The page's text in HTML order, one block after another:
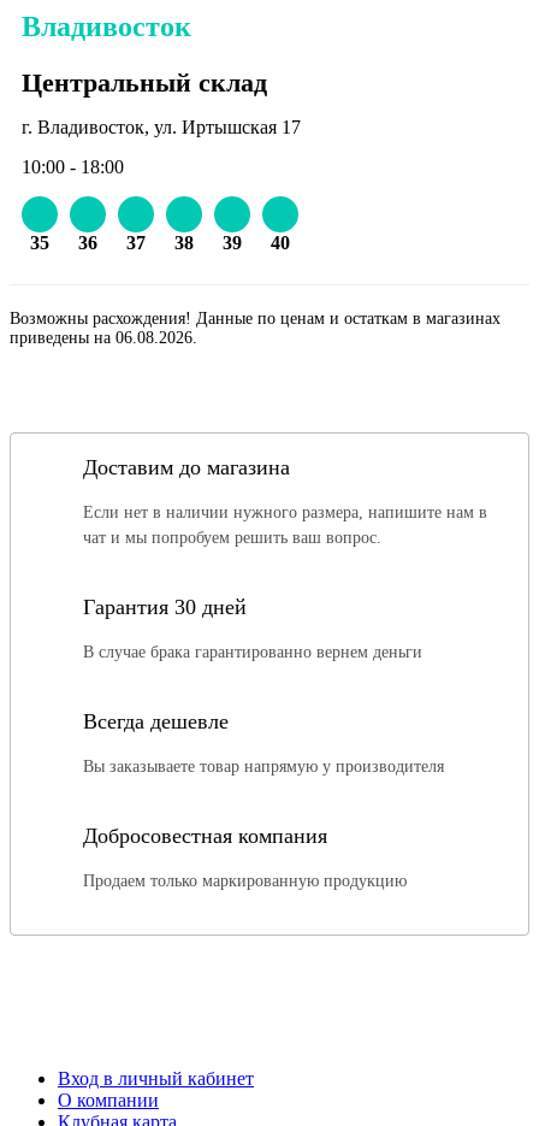
Владивосток
Центральный склад
г. Владивосток, ул. Иртышская 17
10:00 - 18:00
35 36 37 38 39 40
Возможны расхождения! Данные по ценам и остаткам в магазинах
приведены на 06.08.2026.
Доставим до магазина
Если нет в наличии нужного размера, напишите нам в
чат и мы попробуем решить ваш вопрос.
Гарантия 30 дней
В случае брака гарантированно вернем деньги
Всегда дешевле
Вы заказываете товар напрямую у производителя
Добросовестная компания
Продаем только маркированную продукцию
Вход в личный кабинет
О компании
Клубная карта